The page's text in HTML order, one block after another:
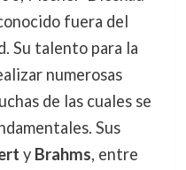
fuera del
Su talento para la
numerosas
de las cuales se
Sus
y Brahms, entre